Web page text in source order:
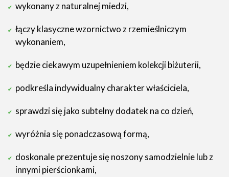
wykonany z naturalnej miedzi,
łączy klasyczne wzornictwo z rzemieślniczym
wykonaniem,
będzie ciekawym uzupełnieniem kolekcji biżuterii,
podkreśla indywidualny charakter właściciela,
sprawdzi się jako subtelny dodatek na co dzień,
wyróżnia się ponadczasową formą,
doskonale prezentuje się noszony samodzielnie lub z
innymi pierścionkami,